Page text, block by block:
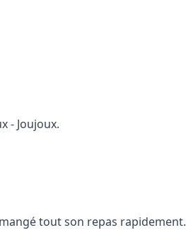
- Joujoux.
tout son repas rapidement.